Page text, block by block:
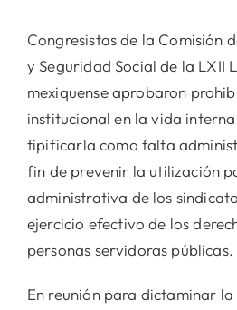
Congresistas de la Comisión
y Seguridad Social de la LXII
mexiquense aprobaron
institucional en la vida
tipificarla como falta
fin de prevenir la utilización
administrativa de los
ejercicio efectivo de los
personas servidoras públicas.
En reunión para dictaminar